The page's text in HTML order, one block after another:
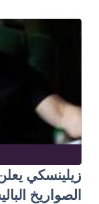
زيلينسكي
الصواريخ